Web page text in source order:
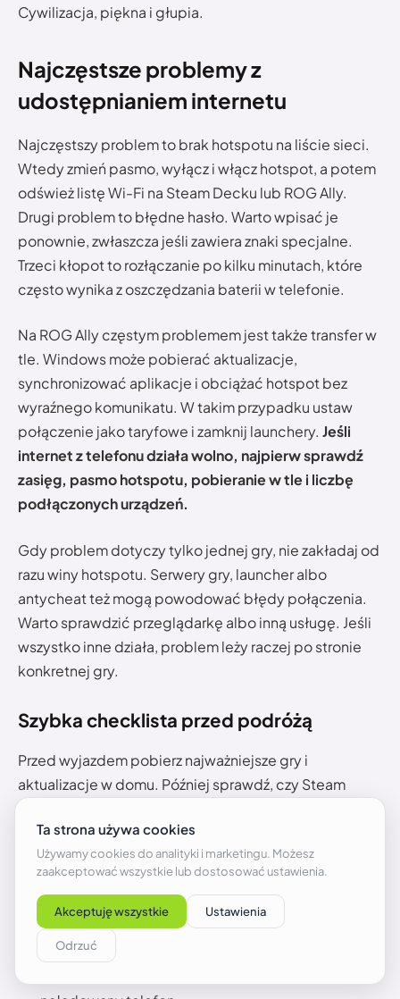
Cywilizacja, piękna i głupia.
Najczęstsze problemy z
udostępnianiem internetu
Najczęstszy problem to brak hotspotu na liście sieci.
Wtedy zmień pasmo, wyłącz i włącz hotspot, a potem
odśwież listę Wi-Fi na Steam Decku lub ROG Ally.
Drugi problem to błędne hasło. Warto wpisać je
ponownie, zwłaszcza jeśli zawiera znaki specjalne.
Trzeci kłopot to rozłączanie po kilku minutach, które
często wynika z oszczędzania baterii w telefonie.
Na ROG Ally częstym problemem jest także transfer w
tle. Windows może pobierać aktualizacje,
synchronizować aplikacje i obciążać hotspot bez
wyraźnego komunikatu. W takim przypadku ustaw
połączenie jako taryfowe i zamknij launchery. Jeśli
internet z telefonu działa wolno, najpierw sprawdź
zasięg, pasmo hotspotu, pobieranie w tle i liczbę
podłączonych urządzeń.
Gdy problem dotyczy tylko jednej gry, nie zakładaj od
razu winy hotspotu. Serwery gry, launcher albo
antycheat też mogą powodować błędy połączenia.
Warto sprawdzić przeglądarkę albo inną usługę. Jeśli
wszystko inne działa, problem leży raczej po stronie
konkretnej gry.
Szybka checklista przed podróżą
Przed wyjazdem pobierz najważniejsze gry i
aktualizacje w domu. Później sprawdź, czy Steam
Deck i ROG Ally pamiętają hasło do hotspotu. Dobrym
pomysłem jest też przetestowanie połączenia jeszcze
przed wejściem do pociągu albo autobusu. Dzięki
temu nie odkryjesz w trasie, że telefon ma dziwne
ustawienia oszczędzania energii.
Warto przygotować: